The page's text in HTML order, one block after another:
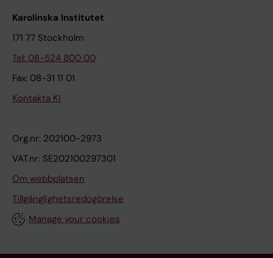
Karolinska Institutet
171 77 Stockholm
Tel: 08-524 800 00
Fax: 08-31 11 01
Kontakta KI
Org.nr: 202100-2973
VAT.nr: SE202100297301
Om webbplatsen
Tillgänglighetsredogörelse
Manage your cookies